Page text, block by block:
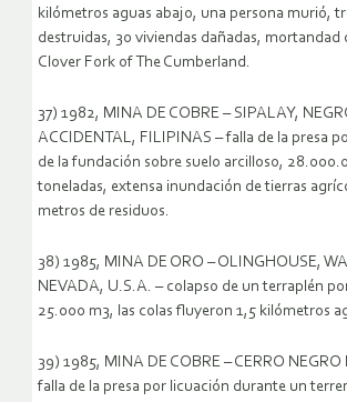
kilómetros aguas abajo, una persona murió,
destruidas, 30 viviendas dañadas, mortandad
Clover Fork of The Cumberland.
37) 1982, MINA DE COBRE – SIPALAY,
ACCIDENTAL, FILIPINAS – falla de la presa
de la fundación sobre suelo arcilloso,
toneladas, extensa inundación de tierras
metros de residuos.
38) 1985, MINA DE ORO – OLINGHOUSE,
NEVADA, U.S.A. – colapso de un terraplén
25.000 m3, las colas fluyeron 1,5 kilómetros
39) 1985, MINA DE COBRE – CERRO NEGRO
falla de la presa por licuación durante un